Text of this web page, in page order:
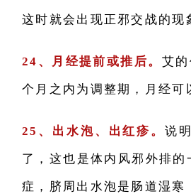
这时就会出现正邪交战的现
24、月经提前或推后。 艾
个月之内为调整期，月经可
25、出水泡、出红疹。说
了，这也是体内风邪外排的
症，脐周出水泡是肠道湿寒